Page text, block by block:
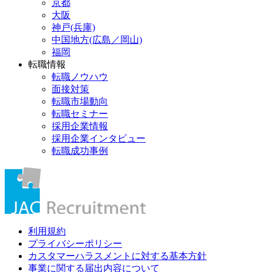
京都
大阪
神戸(兵庫)
中国地方(広島／岡山)
福岡
転職情報
転職ノウハウ
面接対策
転職市場動向
転職セミナー
採用企業情報
採用企業インタビュー
転職成功事例
利用規約
プライバシーポリシー
カスタマーハラスメントに対する基本方針
事業に関する届出内容について